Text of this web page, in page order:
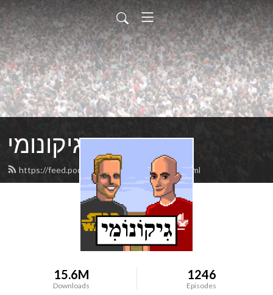
גיקונומי
https://feed.podbean.com/geekonomy/feed.xml
15.6M
Downloads
1246
Episodes